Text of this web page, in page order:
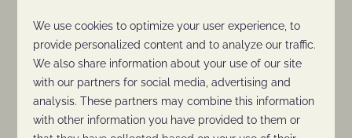
beleven in de buurt!
Onze aanraders in de omgeving:
We use cookies to optimize your user experience, to
provide personalized content and to analyze our traffic.
We also share information about your use of our site
with our partners for social media, advertising and
analysis. These partners may combine this information
with other information you have provided to them or